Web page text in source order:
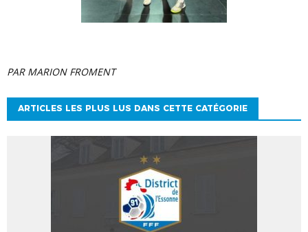
PAR MARION FROMENT
ARTICLES LES PLUS LUS DANS CETTE CATÉGORIE